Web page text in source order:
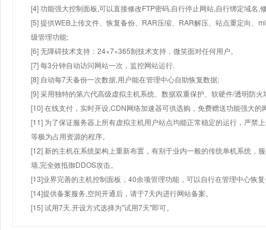
[4] 功能强大控制面板,可以直接修改FTP密码,自行停止网站,自行绑定域名,
[5] 提供WEB上传文件、恢复备份、RAR压缩、RAR解压、站点重定向、
级管理功能;
[6] 无障碍技术支持：24×7×365制技术支持，微笑面对任何用户。
[7] 每3分钟自动访问网站一次，监控网站运行.
[8] 自动每7天备份一次数据,用户能在管理中心自助恢复数据;
[9] 采用独特的第六代高级虚拟主机系统、数据双重保护、软硬件/透明防火
[10] 在线支付，实时开设,CDN网络加速器可供选购，免费赠送功能强大
[11] 为了保证服务器上所有虚拟主机用户站点均能正常稳定的运行，严禁
等极为占用资源的程序。
[12] 新的主机在系统架构上重新布置，有别于业内一般的传统单机系统，
墙,完全效抵御DDOS攻击。
[13]业界完善的主机控制面板，40余项管理功能，可以自行在管理中心恢
[14]提供备案服务,空间开通后，请于7天内进行网站备案。
[15] 试用7天.开设方式选择为"试用7天"即可。